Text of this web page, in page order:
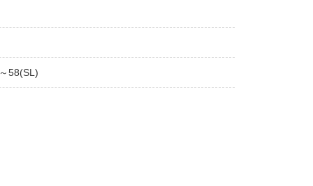
58(SL)